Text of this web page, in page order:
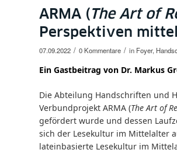
ARMA ( The Art of
Perspektiven
07.09.2022 / 0 Kommentare / in Foyer,
Ein Gastbeitrag von Dr. Markus
Die Abteilung Handschriften und
Verbundprojekt ARMA (The Art of
gefördert wurde und dessen
sich der Lesekultur im Mittelalter
lateinbasierte Lesekultur im